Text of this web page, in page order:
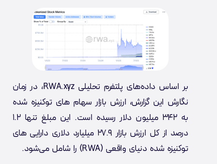
بر اساس داده‌های پلتفرم تحلیلی RWA.xyz، در زمان
نگارش این گزارش، ارزش بازار سهام های توکنیزه شده
به ۳۴۲ میلیون دلار رسیده است. این مبلغ تنها ۱.۲
درصد از کل ارزش بازار ۲۷.۹ میلیارد دلاری دارایی های
توکنیزه شده دنیای واقعی (RWA) را شامل می‌شود.